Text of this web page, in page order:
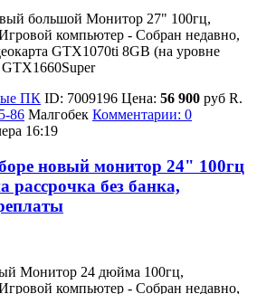
большой Монитор 27" 100гц,
компьютер - Собран недавно,
GTX1070ti 8GB (на уровне
ПК ID: 7009196 Цена: 56 900 руб R.
86 Малгобек Комментарии: 0
16:19
новый монитор 24" 100гц
рассрочка без банка,
Монитор 24 дюйма 100гц,
компьютер - Собран недавно,